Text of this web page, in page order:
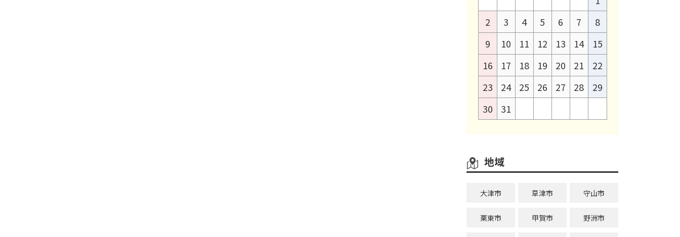
2
3 4 5 6 7
8
9
10 11 12 13 14
15
16
17 18 19 20 21
22
23
24 25 26 27 28
29
30
31
地域
大津市 草津市 守山市
栗東市 甲賀市 野洲市